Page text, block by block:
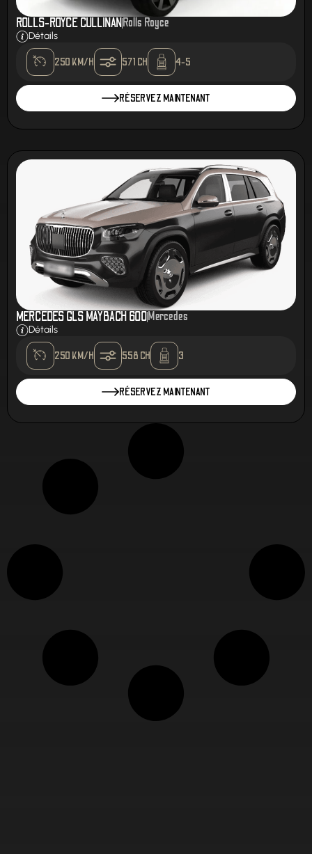
ROLLS-ROYCE CULLINANRolls Royce
Détails
250 KM/H 571 CH 4-5
RÉSERVEZ MAINTENANT
MERCEDES GLS MAYBACH 600Mercedes
Détails
250 KM/H 558 CH 3
RÉSERVEZ MAINTENANT